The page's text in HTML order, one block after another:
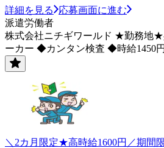
詳細を見る
応募画面に進む
派遣労働者
株式会社ニチギワールド ★勤務地★
ーカー ◆カンタン検査 ◆時給1450
＼2カ月限定★高時給1600円／期間